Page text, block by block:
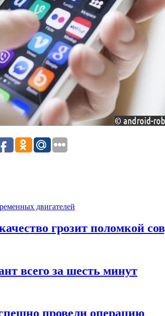
грозит поломкой
всего за шесть минут
провели операцию